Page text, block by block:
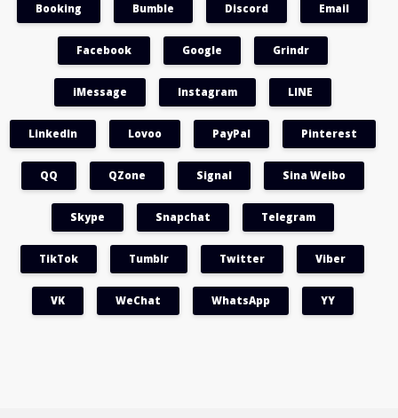
Booking Bumble Discord Email
Facebook Google Grindr
iMessage Instagram LINE
LinkedIn Lovoo PayPal Pinterest
QQ QZone Signal Sina Weibo
Skype Snapchat Telegram
TikTok Tumblr Twitter Viber
VK WeChat WhatsApp YY